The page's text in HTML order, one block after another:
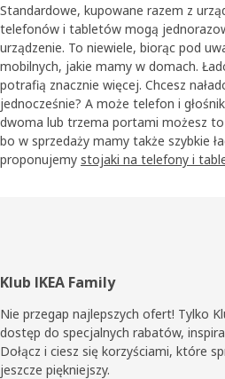
Standardowe, kupowane razem z
telefonów i tabletów mogą
urządzenie. To niewiele, biorąc pod
mobilnych, jakie mamy w domach.
potrafią znacznie więcej. Chcesz
jednocześnie? A może telefon i
dwoma lub trzema portami możesz to
bo w sprzedaży mamy także szybkie
proponujemy stojaki na telefony i
Stopka
Klub IKEA Family
Nie przegap najlepszych ofert! Tylko
dostęp do specjalnych rabatów,
Dołącz i ciesz się korzyściami, które
jeszcze piękniejszy.